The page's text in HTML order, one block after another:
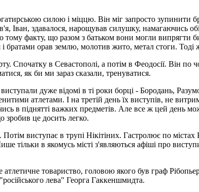
силою і міццю. Він міг запросто зупинити
Іван, здавалося, нарощував силушку, намагаючись
факту, що разом з батьком вони могли випрягти
братами орав землю, молотив жито, метал стоги. Тоді
Спочатку в Севастополі, а потім в Феодосії. Він по
як би ми зараз сказали, тренуватися.
дуже відомі в ті роки борці - Бородань,
атлетами. І на третій день їх виступів, не
в піднятті важких предметів. Але все ж цей день
зробив це досить легко.
виступає в трупі Нікітіних. Гастролює по містах
тільки в якомусь місті з'являються афіші про
товариство, головою якого був граф
лева" Георга Гаккеншмидта.